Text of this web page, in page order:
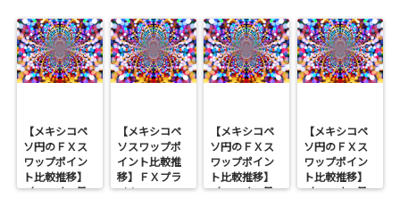
【メキシコペ
ソ円のＦＸス
ワップポイン
ト比較推移】
（2019年2月
【メキシコペ
ソスワップポ
イント比較推
移】ＦＸプラ
イム
【メキシコペ
ソ円のＦＸス
ワップポイン
ト比較推移】
（2019年1月
【メキシコペ
ソ円のＦＸス
ワップポイン
ト比較推移】
（2019年4月8